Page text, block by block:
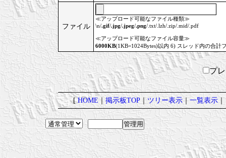
ファイル
≪アップロード可能なファイル種類≫
\n/.gif/.jpg/.jpeg/.png/.txt/.lzh/.zip/.mid/.pdf
≪アップロード可能なファイル容量≫
6000KB(1KB=1024Bytes)以内 6) スレッド内の合計
プ
[HOME｜掲示板TOP｜ツリー表示｜一覧表示｜